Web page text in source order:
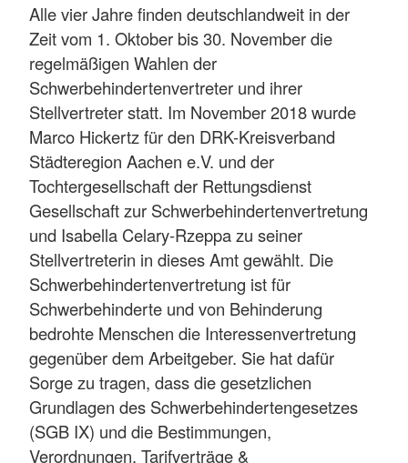
Alle vier Jahre finden deutschlandweit in der
Zeit vom 1. Oktober bis 30. November die
regelmäßigen Wahlen der
Schwerbehindertenvertreter und ihrer
Stellvertreter statt. Im November 2018 wurde
Marco Hickertz für den DRK-Kreisverband
Städteregion Aachen e.V. und der
Tochtergesellschaft der Rettungsdienst
Gesellschaft zur Schwerbehindertenvertretung
und Isabella Celary-Rzeppa zu seiner
Stellvertreterin in dieses Amt gewählt. Die
Schwerbehindertenvertretung ist für
Schwerbehinderte und von Behinderung
bedrohte Menschen die Interessenvertretung
gegenüber dem Arbeitgeber. Sie hat dafür
Sorge zu tragen, dass die gesetzlichen
Grundlagen des Schwerbehindertengesetzes
(SGB IX) und die Bestimmungen,
Verordnungen, Tarifverträge &